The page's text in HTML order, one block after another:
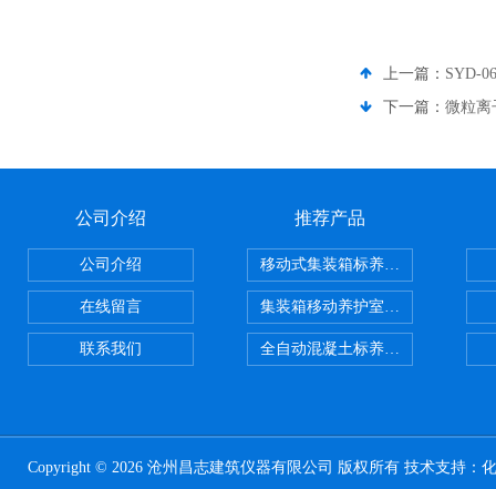
上一篇： SYD-
下一篇： 微粒离
公司介绍
公司介绍
在线留言
联系我们
推荐产品
移动式集装箱标养室 养护室设备
集装箱移动养护室 标养室
全自动混凝土标养室恒温恒湿设备
Copyright © 2026 沧州昌志建筑仪器有限公司 版权所有 技术支持：